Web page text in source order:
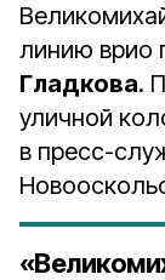
линию врио
Гладкова.
уличной
в пресс-